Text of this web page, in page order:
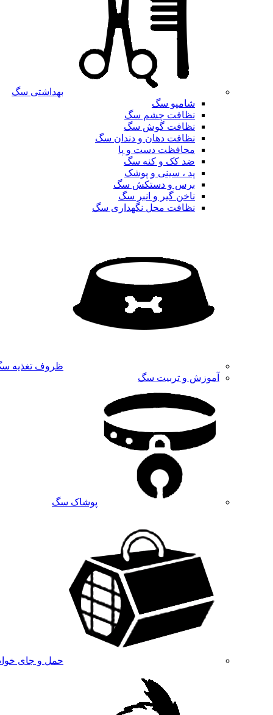
بهداشتی سگ
شامپو سگ
نظافت چشم سگ
نظافت گوش سگ
نظافت دهان و دندان سگ
محافظت دست و پا
ضد کک و کنه سگ
پد ، سینی و پوشک
برس و دستکش سگ
ناخن گیر و انبر سگ
نظافت محل نگهداری سگ
ظروف تغذیه
آموزش و تربیت سگ
پوشاک سگ
حمل و جای